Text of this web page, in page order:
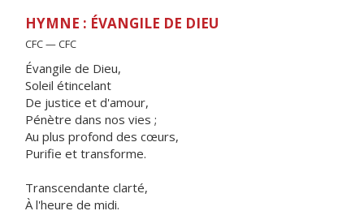
HYMNE : ÉVANGILE DE DIEU
CFC — CFC
Évangile de Dieu,
Soleil étincelant
De justice et d'amour,
Pénètre dans nos vies ;
Au plus profond des cœurs,
Purifie et transforme.
Transcendante clarté,
À l'heure de midi.